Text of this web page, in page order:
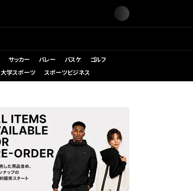
サッカー バレー バスケ
ゴルフ
大学スポーツ スポーツビジネス